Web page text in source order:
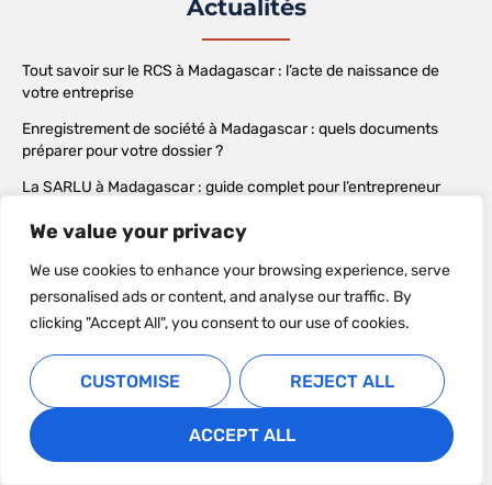
We value your privacy
We use cookies to enhance your browsing experience, serve
personalised ads or content, and analyse our traffic. By
clicking "Accept All", you consent to our use of cookies.
CUSTOMISE REJECT ALL
ACCEPT ALL
Actualités
Tout savoir sur le RCS à Madagascar : l’acte de naissance de
votre entreprise
Enregistrement de société à Madagascar : quels documents
préparer pour votre dossier ?
La SARLU à Madagascar : guide complet pour l’entrepreneur